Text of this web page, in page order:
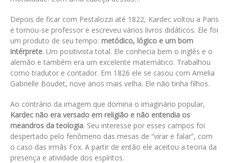
Depois de ficar com Pestalozzi até 1822, Kardec voltou a Paris
e tornou-se professor e escreveu vários livros didáticos. Ele foi
um produto de seu tempo: metódico, lógico e um bom
intérprete. Um positivista total. Ele conhecia bem o inglês e o
alemão e também era um excelente matemático. Trabalhou
como tradutor e contador. Em 1826 ele se casou com Amelia
Gabrielle Boudet, nove anos mais velha. Ele não tinha filhos.
Ao contrário da imagem que domina o imaginário popular,
Kardec não era versado em religião e não entendia os
meandros da teologia. Seu interesse por esses campos foi
despertado pelo fenômeno das mesas de “virar e falar”, com
o caso das irmãs Fox. A partir de então ele aceitou a teoria da
presença e atividade dos espíritos.